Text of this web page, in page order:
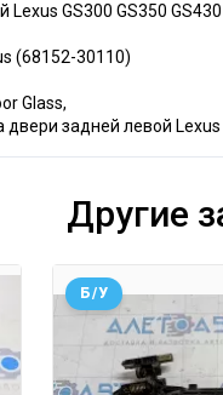
Lexus GS300 GS350
(68152-30110)
Glass,
задней левой
Другие
Б/У